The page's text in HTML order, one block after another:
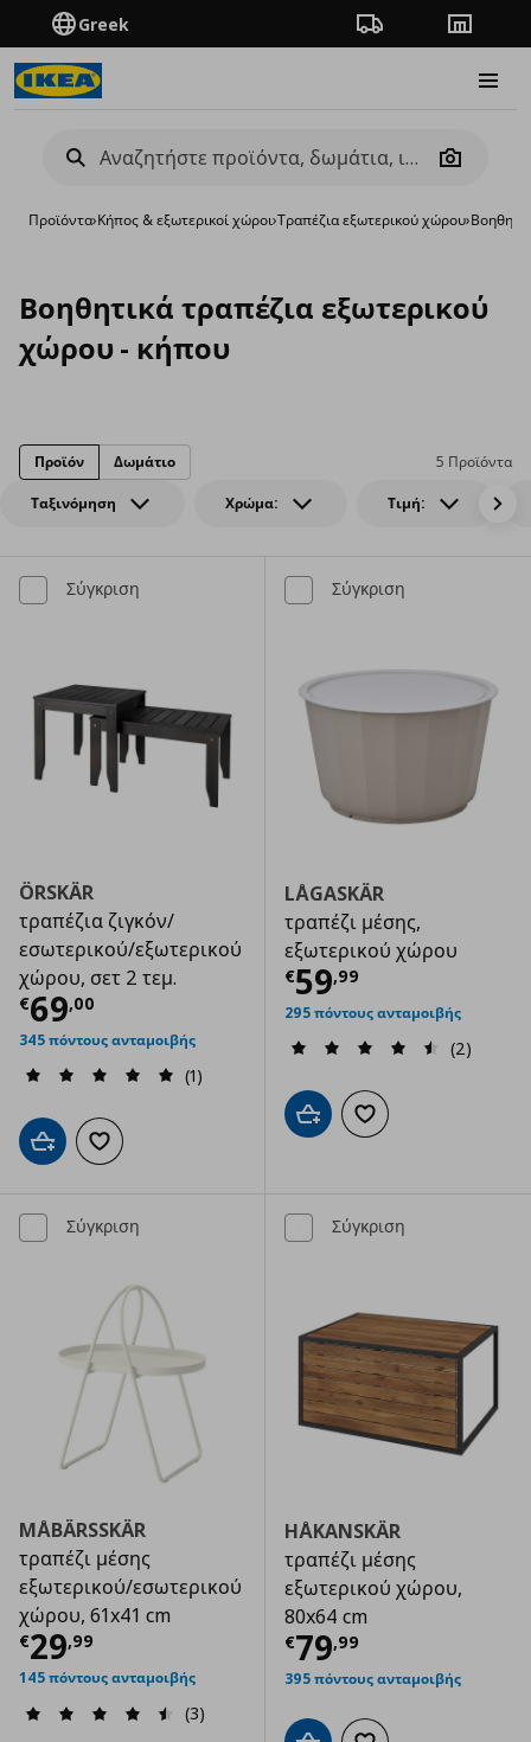
Greek Πορεία παραγγελίας
Camera
Προϊόντα›Κήπος & εξωτερικοί χώροι›Τραπέζια εξωτερικού χώρου›
Βοηθητικά τραπέζια εξωτερικού
χώρου - κήπου
Ταξινόμηση Χρώμα: Τιμή:
5 Προϊόντα
Προϊόν Δωμάτιο
Σύγκριση
ÖRSKÄR
τραπέζια ζιγκόν/
εσωτερικού/εξωτερικού
χώρου, σετ 2 τεμ.
€69,00
Τρέχουσα τιμή € 69,00
345 πόντους ανταμοιβής
(1)
Προσθήκη στο καλάθι
Προσθήκη στα αγαπημένα
Σύγκριση
LÅGASKÄR
τραπέζι μέσης,
εξωτερικού χώρου
€59,99
Τρέχουσα
295 πόντους ανταμοιβής
(2)
Προσθήκη στο καλάθι
Προσθήκη στα
Σύγκριση
MÅBÄRSSKÄR
τραπέζι μέσης
εξωτερικού/εσωτερικού
χώρου, 61x41 cm
€29,99
Τρέχουσα τιμή € 29,99
145 πόντους ανταμοιβής
(3)
Σύγκριση
HÅKANSKÄR
τραπέζι μέσης
εξωτερικού χώρου,
80x64 cm
€79,99
Τρέχουσα
395 πόντους ανταμοιβής